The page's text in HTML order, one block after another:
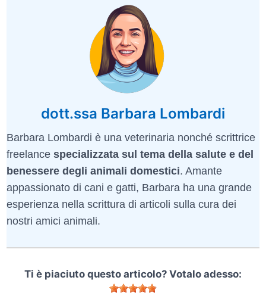
dott.ssa Barbara Lombardi
Barbara Lombardi è una veterinaria nonché scrittrice
freelance specializzata sul tema della salute e del
benessere degli animali domestici. Amante
appassionato di cani e gatti, Barbara ha una grande
esperienza nella scrittura di articoli sulla cura dei
nostri amici animali.
Ti è piaciuto questo articolo? Votalo adesso: